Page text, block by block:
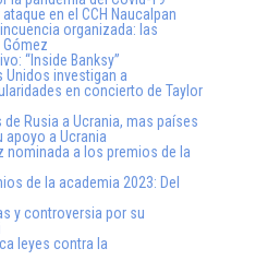
en el CCH Naucalpan
organizada: las
“Inside Banksy”
Unidos investigan a
en concierto de Taylor
Rusia a Ucrania, mas países
apoyo a Ucrania
nominada a los premios de la
de la academia 2023: Del
y controversia por su
leyes contra la